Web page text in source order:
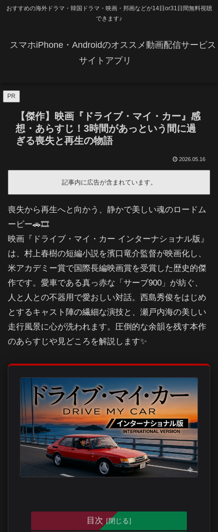
おすすめの海外ドラマ・韓国ドラマ・映画・邦画などが14日or31日間無料視聴
できます♪
スマホiPhone・Androidのオススメ動画配信サービス
サイトアプリ
PR
​【傑作】映画『ドライブ・マイ・カー』感
想・あらすじ！3時間があっという間に過
ぎる喪失と再生の物語
2026.05.16
記事内に広告が含まれています。
喪失から再生へと向かう、静かで美しい魂のロードム
ービー🚗🎞️
映画『ドライブ・マイ・カー インターナショナル版』
は、村上春樹の短編小説を濱口竜介監督が映画化し、
米アカデミー賞で国際長編映画賞を受賞した歴史的傑
作です。愛車である真っ赤な「サーブ900」が紡ぐ、
人と人との不器用で愛おしい対話。西島秀俊をはじめ
とするキャスト陣の繊細な演技と、瀬戸内海の美しい
走行風景に心が洗われます。圧倒的な余韻を残す本作
のあらすじや見どころを解説します✨
目次